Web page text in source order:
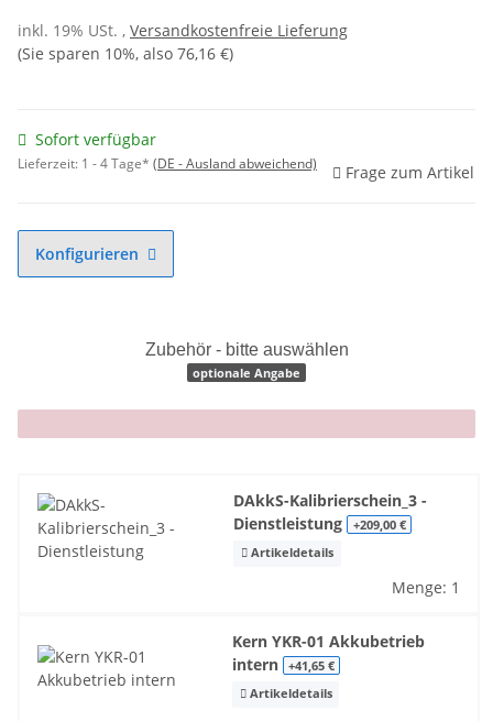
inkl. 19% USt. , Versandkostenfreie Lieferung
(Sie sparen 10%, also 76,16 €)
Sofort verfügbar
Lieferzeit: 1 - 4 Tage* (DE - Ausland abweichend) Frage zum Artikel
Konfigurieren
Zubehör - bitte auswählen
optionale Angabe
x
DAkkS-Kalibrierschein_3 -
Dienstleistung +209,00 €
Artikeldetails
Menge: 1
Kern YKR-01 Akkubetrieb
intern
+41,65 €
Artikeldetails